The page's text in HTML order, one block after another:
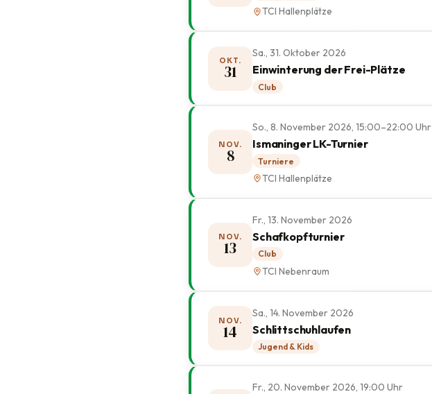
TCI Hallenplätze
OKT.
31
Sa., 31. Oktober 2026
Einwinterung der Frei-Plätze
Club
NOV.
8
So., 8. November 2026, 15:00–22:00 Uhr
Ismaninger LK-Turnier
Turniere
TCI Hallenplätze
NOV.
13
Fr., 13. November 2026
Schafkopfturnier
Club
TCI Nebenraum
NOV.
14
Sa., 14. November 2026
Schlittschuhlaufen
Jugend & Kids
Fr., 20. November 2026, 19:00 Uhr